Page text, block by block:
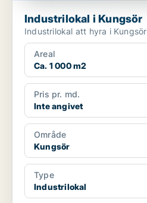
Industrilokal i Kungsör
Industrilokal att hyra i Kungsör
Areal
Ca. 1 000 m2
Pris pr. md.
Inte angivet
Område
Kungsör
Type
Industrilokal